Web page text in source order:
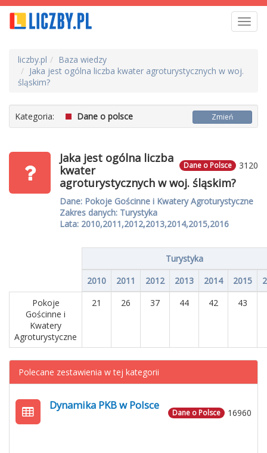
liczby.pl
Baza wiedzy
Jaka jest ogólna liczba kwater agroturystycznych w woj.
śląskim?
Kategoria: Dane o polsce Zmień
3120
Dane o Polsce
Jaka jest ogólna liczba
kwater
agroturystycznych w woj. śląskim?
Dane: Pokoje Gościnne i Kwatery Agroturystyczne
Zakres danych: Turystyka
Lata: 2010,2011,2012,2013,2014,2015,2016
Turystyka
2010
2011 2012 2013 2014 2015
Pokoje
Gościnne i
Kwatery
Agroturystyczne
21 26 37 44 42 43
Polecane zestawienia w tej kategorii
16960
Dane o Polsce
Dynamika PKB w Polsce